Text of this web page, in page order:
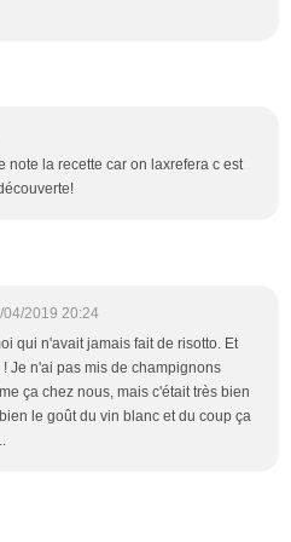
note la recette car on laxrefera c est
04/2019 20:24
qui n'avait jamais fait de risotto. Et
Je n'ai pas mis de champignons
ça chez nous, mais c'était très bien
le goût du vin blanc et du coup ça